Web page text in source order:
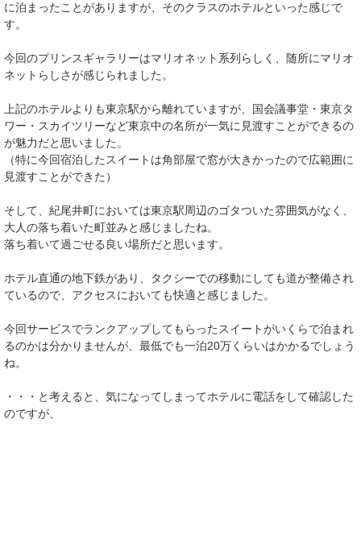
に泊まったことがありますが、そのクラスのホテルといった感じで
す。
今回のプリンスギャラリーはマリオネット系列らしく、随所にマリオ
ネットらしさが感じられました。
上記のホテルよりも東京駅から離れていますが、国会議事堂・東京タ
ワー・スカイツリーなど東京中の名所が一気に見渡すことができるの
が魅力だと思いました。
（特に今回宿泊したスイートは角部屋で窓が大きかったので広範囲に
見渡すことができた）
そして、紀尾井町においては東京駅周辺のゴタついた雰囲気がなく、
大人の落ち着いた町並みと感じましたね。
落ち着いて過ごせる良い場所だと思います。
ホテル直通の地下鉄があり、タクシーでの移動にしても道が整備され
ているので、アクセスにおいても快適と感じました。
今回サービスでランクアップしてもらったスイートがいくらで泊まれ
るのかは分かりませんが、最低でも一泊20万くらいはかかるでしょう
ね。
・・・と考えると、気になってしまってホテルに電話をして確認した
のですが、